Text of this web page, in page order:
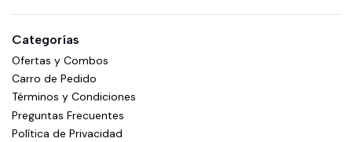
Categorías
Ofertas y Combos
Carro de Pedido
Términos y Condiciones
Preguntas Frecuentes
Política de Privacidad